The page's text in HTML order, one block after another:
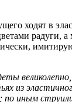
ходят в
радуги,
из
по иным